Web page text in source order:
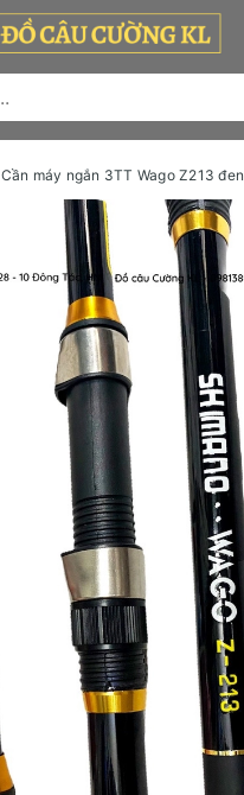
Cần máy ngắn 3TT Wago Z213 đen